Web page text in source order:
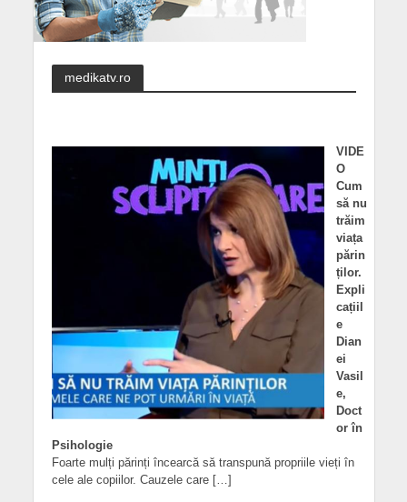
medikatv.ro
VIDE
O
Cum
să nu
trăim
viața
părin
ților.
Expli
cațiil
e
Dian
ei
Vasil
e,
Doct
or în
Psihologie
Foarte mulți părinți încearcă să transpună propriile vieți în
cele ale copiilor. Cauzele care […]